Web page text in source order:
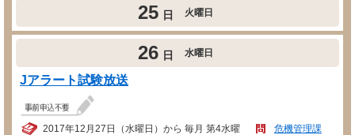
25 日 火曜日
26 日 水曜日
Jアラート試験放送
2017年12月27日（水曜日）から 毎月 第4水曜 危機管理課